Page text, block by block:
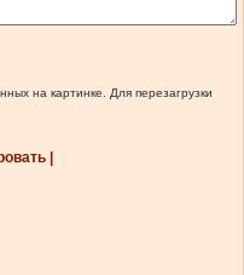
на картинке. Для перезагрузки
|